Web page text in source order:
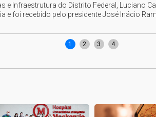
e Infraestrutura do Distrito Federal, Luciano
e foi recebido pelo presidente José Inácio
1 2 3 4